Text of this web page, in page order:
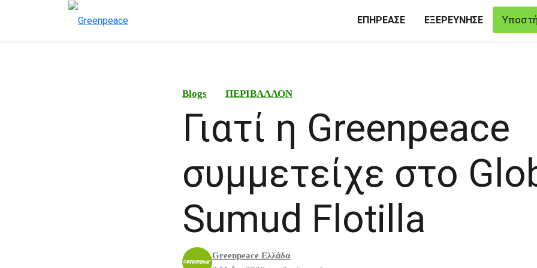
ΕΠΗΡΕΑΣΕ ΕΞΕΡΕΥΝΗΣΕ
Blogs ΠΕΡΙΒΑΛΛΟΝ
Γιατί η Greenpeace
συμμετείχε στο
Sumud Flotilla
Greenpeace Ελλάδα